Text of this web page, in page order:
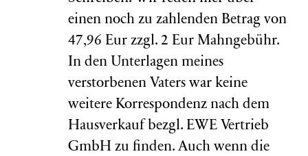
einen noch zu zahlenden Betrag von
47,96 Eur zzgl. 2 Eur Mahngebühr.
In den Unterlagen meines
verstorbenen Vaters war keine
weitere Korrespondenz nach dem
Hausverkauf bezgl. EWE Vertrieb
GmbH zu finden. Auch wenn die